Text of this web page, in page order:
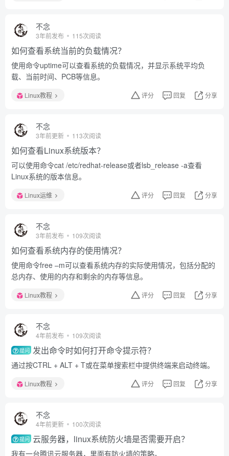
不念
3年前发布 115次阅读
如何查看系统当前的负载情况？
使用命令uptime可以查看系统的负载情况，并显示系统平均负
载、当前时间、PCB等信息。
Linux教程 评分 回复 分享
不念
3年前更新 113次阅读
如何查看Linux系统版本？
可以使用命令cat /etc/redhat-release或者lsb_release -a查看
Linux系统的版本信息。
Linux运维 评分 回复 分享
不念
3年前发布 109次阅读
如何查看系统内存的使用情况？
使用命令free –m可以查看系统内存的实际使用情况，包括分配的
总内存、使用的内存和剩余的内存等信息。
Linux教程 评分 回复 分享
不念
4年前发布 109次阅读
提问 发出命令时如何打开命令提示符？
通过按CTRL + ALT + T或在菜单搜索栏中提供终端来启动终端。
Linux教程 评分 回复 分享
不念
4年前更新 100次阅读
提问 云服务器，linux系统防火墙是否需要开启？
我有一台腾讯云服务器，里面有防火墙的策略。